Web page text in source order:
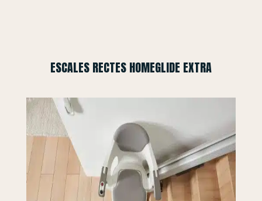
ESCALES RECTES HOMEGLIDE EXTRA